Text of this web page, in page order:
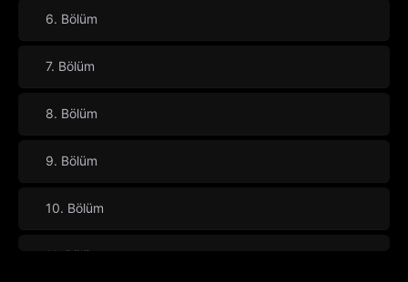
6. Bölüm
7. Bölüm
8. Bölüm
9. Bölüm
10. Bölüm
11. Bölüm